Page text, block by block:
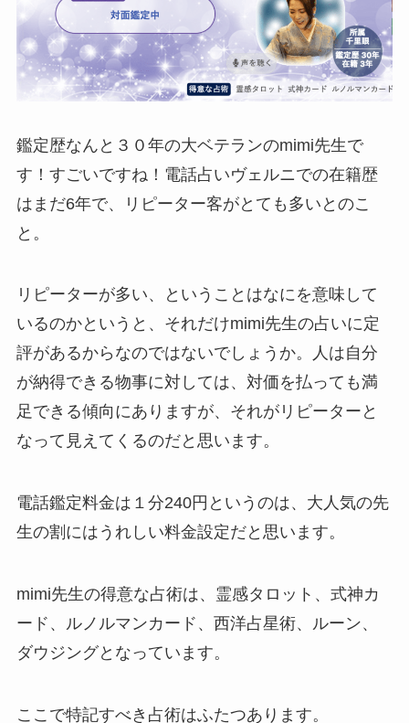
鑑定歴なんと３０年の大ベテランのmimi先生で
す！すごいですね！電話占いヴェルニでの在籍歴
はまだ6年で、リピーター客がとても多いとのこ
と。
リピーターが多い、ということはなにを意味して
いるのかというと、それだけmimi先生の占いに定
評があるからなのではないでしょうか。人は自分
が納得できる物事に対しては、対価を払っても満
足できる傾向にありますが、それがリピーターと
なって見えてくるのだと思います。
電話鑑定料金は１分240円というのは、大人気の先
生の割にはうれしい料金設定だと思います。
mimi先生の得意な占術は、霊感タロット、式神カ
ード、ルノルマンカード、西洋占星術、ルーン、
ダウジングとなっています。
ここで特記すべき占術はふたつあります。